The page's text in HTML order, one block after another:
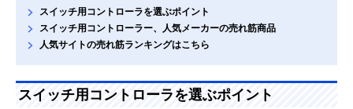
スイッチ用コントローラを選ぶポイント
スイッチ用コントローラー、人気メーカーの売れ筋商品
人気サイトの売れ筋ランキングはこちら
スイッチ用コントローラを選ぶポイント